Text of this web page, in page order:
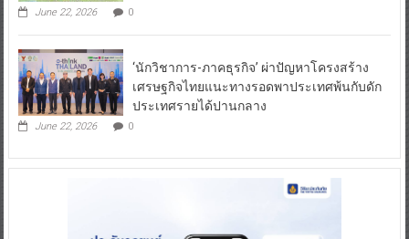
June 22, 2026 0
‘นักวิชาการ-ภาคธุรกิจ’ ผ่าปัญหาโครงสร้าง
เศรษฐกิจไทยแนะทางรอดพาประเทศพ้นกับดัก
ประเทศรายได้ปานกลาง
June 22, 2026 0